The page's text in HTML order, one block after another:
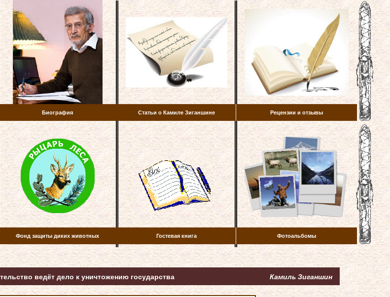
Биография Статьи о Камиле Зиганшине Рецензии и отзывы
Фонд защиты диких животных Гостевая книга Фотоальбомы
ведёт дело к уничтожению государства Камиль Зиганшин